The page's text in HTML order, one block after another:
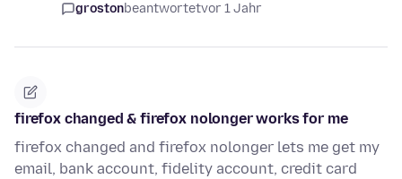
grostonbeantwortetvor 1 Jahr
firefox changed & firefox nolonger works for me
firefox changed and firefox nolonger lets me get my
email, bank account, fidelity account, credit card